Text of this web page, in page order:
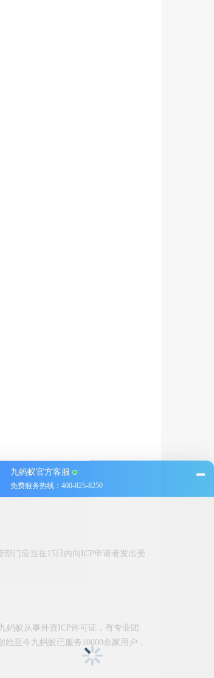
门应当在15日内向ICP申请者发出受
蚁从事外资ICP许可证，有专业团
至今九蚂蚁已服务10000余家用户，
九蚂蚁官方客服
免费服务热线：400-825-8250